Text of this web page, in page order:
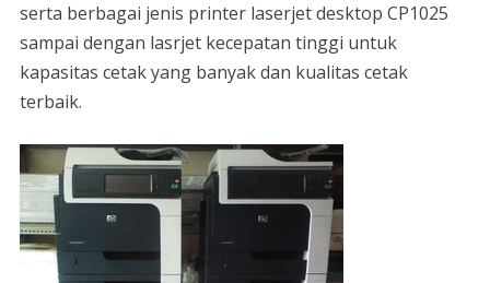
serta berbagai jenis printer laserjet desktop CP1025
sampai dengan lasrjet kecepatan tinggi untuk
kapasitas cetak yang banyak dan kualitas cetak
terbaik.